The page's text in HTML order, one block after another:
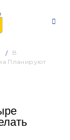
В
Планируют